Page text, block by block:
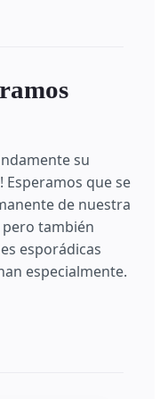
su
que se
de nuestra
también
esporádicas
especialmente.